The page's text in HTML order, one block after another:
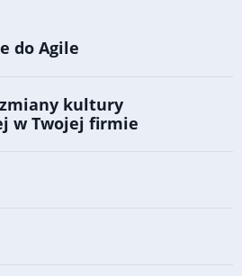
do Agile
kultury
w Twojej firmie